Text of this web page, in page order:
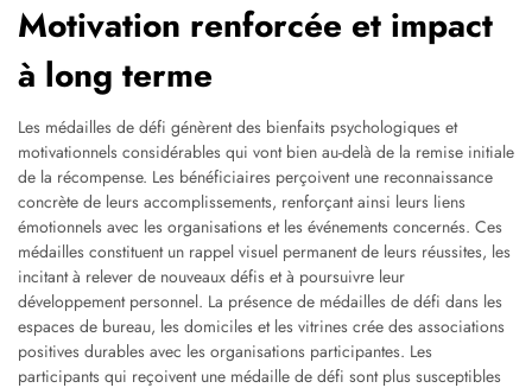
Motivation renforcée et impact
à long terme
Les médailles de défi génèrent des bienfaits psychologiques et
motivationnels considérables qui vont bien au-delà de la remise initiale
de la récompense. Les bénéficiaires perçoivent une reconnaissance
concrète de leurs accomplissements, renforçant ainsi leurs liens
émotionnels avec les organisations et les événements concernés. Ces
médailles constituent un rappel visuel permanent de leurs réussites, les
incitant à relever de nouveaux défis et à poursuivre leur
développement personnel. La présence de médailles de défi dans les
espaces de bureau, les domiciles et les vitrines crée des associations
positives durables avec les organisations participantes. Les
participants qui reçoivent une médaille de défi sont plus susceptibles